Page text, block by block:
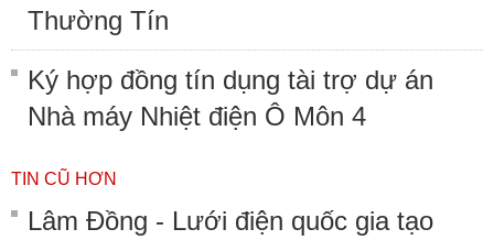
Thường Tín
Ký hợp đồng tín dụng tài trợ dự án
Nhà máy Nhiệt điện Ô Môn 4
TIN CŨ HƠN
Lâm Đồng - Lưới điện quốc gia tạo